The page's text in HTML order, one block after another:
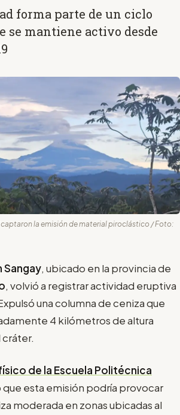
forma parte de un ciclo
se mantiene activo desde
captaron la emisión de material piroclástico / Foto:
Sangay, ubicado en la provincia de
, volvió a registrar actividad eruptiva
una columna de ceniza que
4 kilómetros de altura
de la Escuela Politécnica
esta emisión podría provocar
moderada en zonas ubicadas al